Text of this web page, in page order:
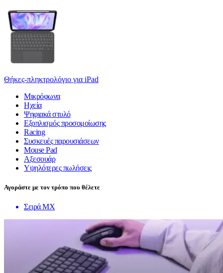
Θήκες-πληκτρολόγιο για iPad
Μικρόφωνα
Ηχεία
Ψηφιακά στυλό
Εξοπλισμός προσομοίωσης
Racing
Συσκευές παρουσιάσεων
Mouse Pad
Αξεσουάρ
Υψηλότερες πωλήσεις
Αγοράστε με τον τρόπο που θέλετε
Σειρά MX